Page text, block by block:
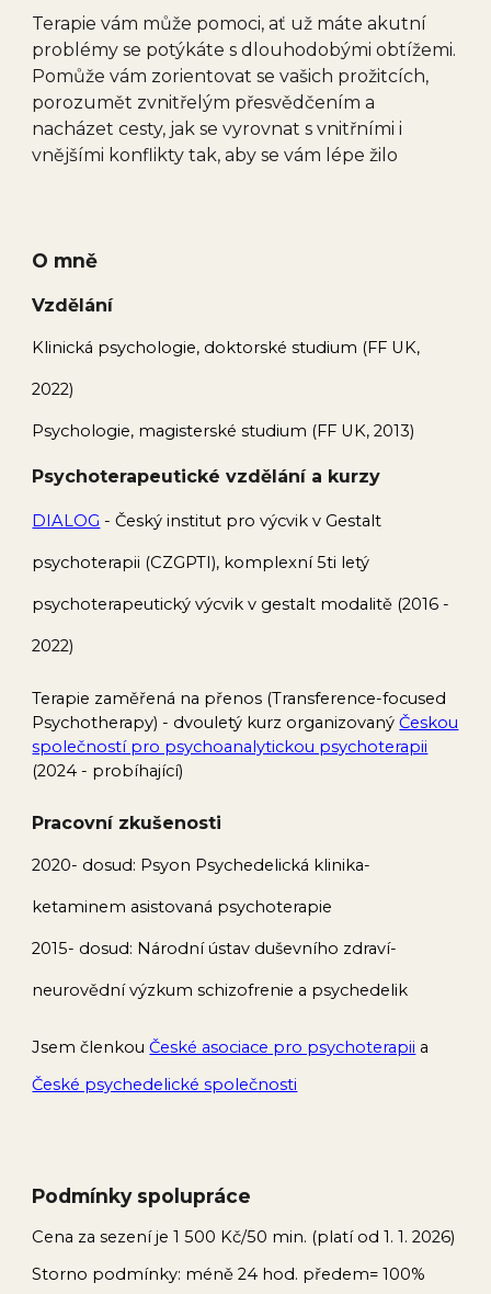
Terapie vám může pomoci, ať už máte akutní
problémy se potýkáte s dlouhodobými obtížemi.
Pomůže vám zorientovat se vašich prožitcích,
porozumět zvnitřelým přesvědčením a
nacházet cesty, jak se vyrovnat s vnitřními i
vnějšími konflikty tak, aby se vám lépe žilo
O mně
Vzdělání
Klinická psychologie, doktorské studium (FF UK,
2022)
Psychologie, magisterské studium (FF UK, 2013)
Psychoterapeutické vzdělání a kurzy
DIALOG - Český institut pro výcvik v Gestalt
psychoterapii (CZGPTI), komplexní 5ti letý
psychoterapeutický výcvik v gestalt modalitě (2016 -
2022)
Terapie zaměřená na přenos (Transference-focused
Psychotherapy) - dvouletý kurz organizovanýČeskou
společností pro psychoanalytickou psychoterapii
(2024 - probíhající)
Pracovní zkušenosti
2020- dosud: Psyon Psychedelická klinika-
ketaminem asistovaná psychoterapie
2015- dosud: Národní ústav duševního zdraví-
neurovědní výzkum schizofrenie a psychedelik
Jsem členkou České asociace pro psychoterapii a
České psychedelické společnosti
Podmínky spolupráce
Cena za sezení je 1 500 Kč/50 min. (platí od 1. 1. 2026)
Storno podmínky: méně 24 hod. předem= 100%